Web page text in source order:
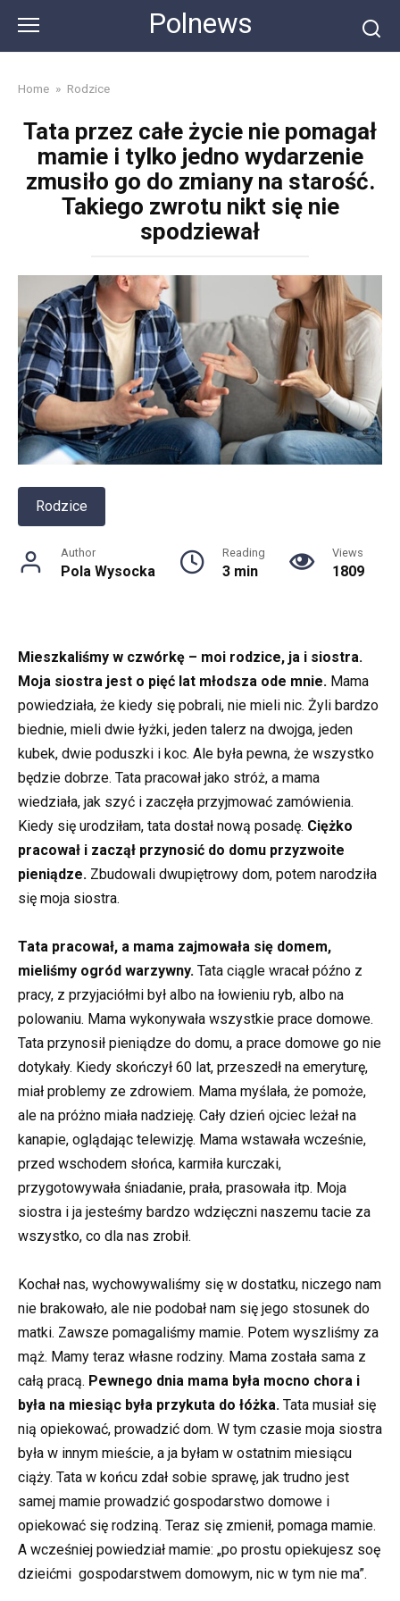
content
Polnews
Home » Rodzice
Tata przez całe życie nie pomagał
mamie i tylko jedno wydarzenie
zmusiło go do zmiany na starość.
Takiego zwrotu nikt się nie
spodziewał
Rodzice
Author
Pola Wysocka
Reading
3 min
Views
1809
Mieszkaliśmy w czwórkę – moi rodzice, ja i siostra.
Moja siostra jest o pięć lat młodsza ode mnie. Mama
powiedziała, że kiedy się pobrali, nie mieli nic. Żyli bardzo
biednie, mieli dwie łyżki, jeden talerz na dwojga, jeden
kubek, dwie poduszki i koc. Ale była pewna, że wszystko
będzie dobrze. Tata pracował jako stróż, a mama
wiedziała, jak szyć i zaczęła przyjmować zamówienia.
Kiedy się urodziłam, tata dostał nową posadę. Ciężko
pracował i zaczął przynosić do domu przyzwoite
pieniądze. Zbudowali dwupiętrowy dom, potem narodziła
się moja siostra.
Tata pracował, a mama zajmowała się domem,
mieliśmy ogród warzywny. Tata ciągle wracał późno z
pracy, z przyjaciółmi był albo na łowieniu ryb, albo na
polowaniu. Mama wykonywała wszystkie prace domowe.
Tata przynosił pieniądze do domu, a prace domowe go nie
dotykały. Kiedy skończył 60 lat, przeszedł na emeryturę,
miał problemy ze zdrowiem. Mama myślała, że pomoże,
ale na próżno miała nadzieję. Cały dzień ojciec leżał na
kanapie, oglądając telewizję. Mama wstawała wcześnie,
przed wschodem słońca, karmiła kurczaki,
przygotowywała śniadanie, prała, prasowała itp. Moja
siostra i ja jesteśmy bardzo wdzięczni naszemu tacie za
wszystko, co dla nas zrobił.
Kochał nas, wychowywaliśmy się w dostatku, niczego nam
nie brakowało, ale nie podobał nam się jego stosunek do
matki. Zawsze pomagaliśmy mamie. Potem wyszliśmy za
mąż. Mamy teraz własne rodziny. Mama została sama z
całą pracą. Pewnego dnia mama była mocno chora i
była na miesiąc była przykuta do łóżka. Tata musiał się
nią opiekować, prowadzić dom. W tym czasie moja siostra
była w innym mieście, a ja byłam w ostatnim miesiącu
ciąży. Tata w końcu zdał sobie sprawę, jak trudno jest
samej mamie prowadzić gospodarstwo domowe i
opiekować się rodziną. Teraz się zmienił, pomaga mamie.
A wcześniej powiedział mamie: „po prostu opiekujesz soę
dzieićmi gospodarstwem domowym, nic w tym nie ma”.